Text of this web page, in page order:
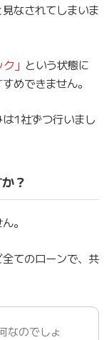
なされてしまいま
」 という状態に
めできません。
1社ずつ行いまし
？
。
てのローンで、共
なのでしょ